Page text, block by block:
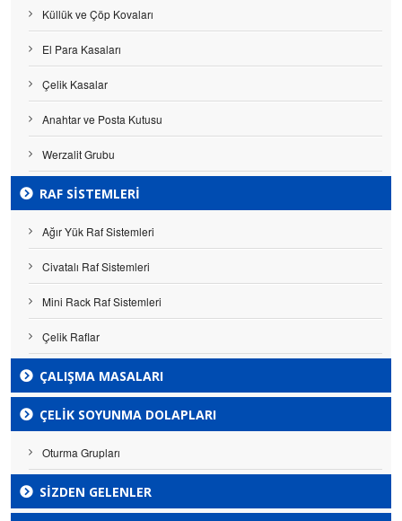
Küllük ve Çöp Kovaları
El Para Kasaları
Çelik Kasalar
Anahtar ve Posta Kutusu
Werzalit Grubu
RAF SISTEMLERI
Ağır Yük Raf Sistemleri
Civatalı Raf Sistemleri
Mini Rack Raf Sistemleri
Çelik Raflar
ÇALIŞMA MASALARI
ÇELIK SOYUNMA DOLAPLARI
Oturma Grupları
SİZDEN GELENLER